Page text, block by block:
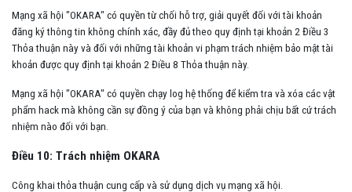
Mạng xã hội "OKARA" có quyền từ chối hỗ trợ, giải quyết đối với tài khoản
đăng ký thông tin không chính xác, đầy đủ theo quy định tại khoản 2 Điều 3
Thỏa thuận này và đối với những tài khoản vi phạm trách nhiệm bảo mật tài
khoản được quy định tại khoản 2 Điều 8 Thỏa thuận này.
Mạng xã hội "OKARA" có quyền chạy log hệ thống để kiểm tra và xóa các vật
phẩm hack mà không cần sự đồng ý của bạn và không phải chịu bất cứ trách
nhiệm nào đối với bạn.
Điều 10: Trách nhiệm OKARA
Công khai thỏa thuận cung cấp và sử dụng dịch vụ mạng xã hội.